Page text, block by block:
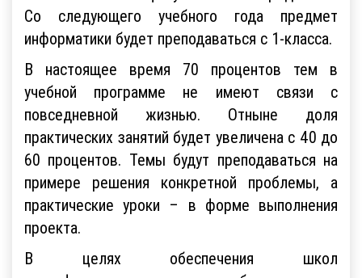
Со следующего учебного года предмет
информатики будет преподаваться с 1-класса.
В настоящее время 70 процентов тем в
учебной программе не имеют связи с
повседневной жизнью. Отныне доля
практических занятий будет увеличена с 40 до
60 процентов. Темы будут преподаваться на
примере решения конкретной проблемы, а
практические уроки – в форме выполнения
проекта.
В целях обеспечения школ